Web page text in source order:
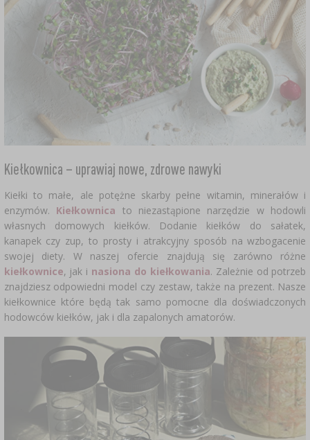
Kiełkow nica – uprawiaj nowe, zdrowe nawyki
Kiełki to małe, ale potężne skarby pełne witamin, minerałów i
enzymów. Kiełkownica to niezastąpione narzędzie w hodowli
własnych domowych kiełków. Dodanie kiełków do sałatek,
kanapek czy zup, to prosty i atrakcyjny sposób na wzbogacenie
swojej diety. W naszej ofercie znajdują się zarówno różne
kiełkownice, jak i nasiona do kiełkowania. Zależnie od potrzeb
znajdziesz odpowiedni model czy zestaw, także na prezent. Nasze
kiełkownice które będą tak samo pomocne dla doświadczonych
hodowców kiełków, jak i dla zapalonych amatorów.